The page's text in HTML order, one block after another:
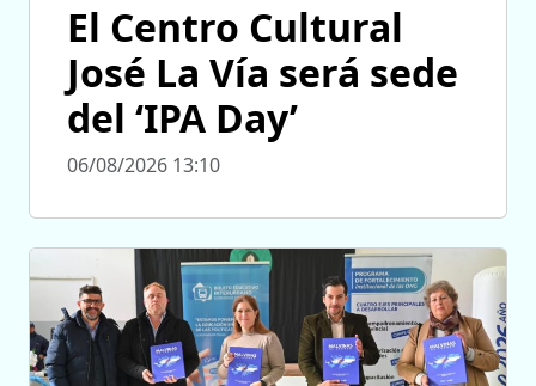
El Centro Cultural
José La Vía será sede
del ‘IPA Day’
06/08/2026 13:10